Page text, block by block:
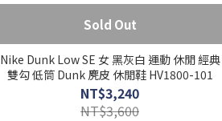
Sold Out
Nike Dunk Low SE 女 黑灰白 運動 休閒 經典
雙勾 低筒 Dunk 麂皮 休閒鞋 HV1800-101
NT$3,240
NT$3,600